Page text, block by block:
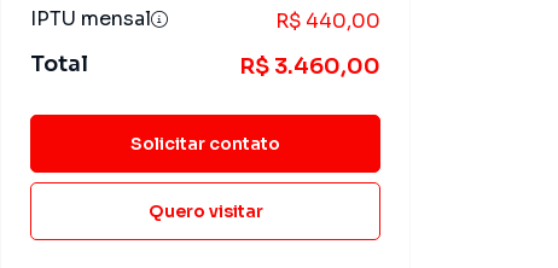
IPTU mensal
R$ 440,00
Total R$ 3.460,00
Solicitar contato
Quero visitar